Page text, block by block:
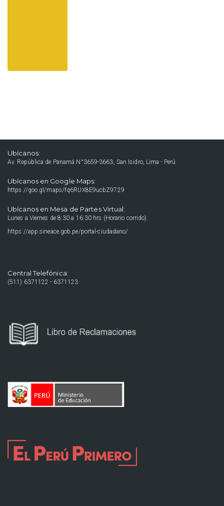
Ubícanos:
Av. República de Panamá N°3659-3663, San Isidro, Lima - Perú
Ubícanos en Google Maps:
https://goo.gl/maps/fq6RUX8E9ucbZ9729
Ubícanos en Mesa de Partes Virtual:
Lunes a Viernes de 8:30 a 16:30 hrs (Horario corrido).
https://app.sineace.gob.pe/portal-ciudadano/
Central Telefónica:
(511) 6371122 - 6371123